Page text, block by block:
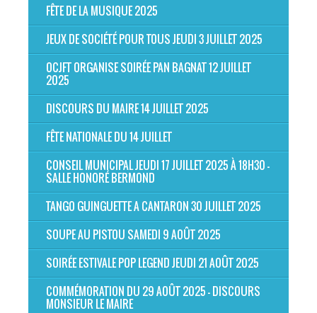
FÊTE DE LA MUSIQUE 2025
JEUX DE SOCIÉTÉ POUR TOUS JEUDI 3 JUILLET 2025
OCJFT ORGANISE SOIRÉE PAN BAGNAT 12 JUILLET
2025
DISCOURS DU MAIRE 14 JUILLET 2025
FÊTE NATIONALE DU 14 JUILLET
CONSEIL MUNICIPAL JEUDI 17 JUILLET 2025 À 18H30 -
SALLE HONORÉ BERMOND
TANGO GUINGUETTE A CANTARON 30 JUILLET 2025
SOUPE AU PISTOU SAMEDI 9 AOÛT 2025
SOIRÉE ESTIVALE POP LEGEND JEUDI 21 AOÛT 2025
COMMÉMORATION DU 29 AOÛT 2025 - DISCOURS
MONSIEUR LE MAIRE